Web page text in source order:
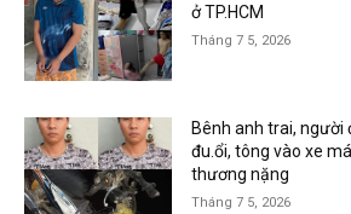
ở TP.HCM
Tháng 7 5, 2026
Bênh anh trai, người
đu.ổi, tông vào xe
thương nặng
Tháng 7 5, 2026